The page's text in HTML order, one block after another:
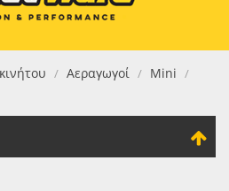
/ Αεραγωγοί / Mini /